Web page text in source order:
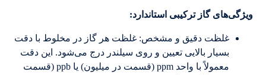
ویژگی‌های گاز ترکیبی استاندارد:
غلظت دقیق و مشخص: غلظت هر گاز در مخلوط با دقت
بسیار بالایی تعیین و روی سیلندر درج می‌شود. این دقت
معمولاً با واحد ppm (قسمت در میلیون) یا ppb (قسمت